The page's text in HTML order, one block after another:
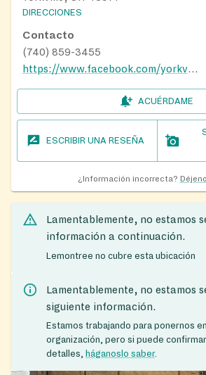
DIRECCIONES
Contacto
(740) 859-3455
https://www.facebook.com/yorkvilleunitedmethodistchurch/
ACUÉRDAME
ESCRIBIR UNA RESEÑA
¿Información incorrecta?
Lamentablemente, no estamos
información a continuación.
Lemontree no cubre esta ubicación
Lamentablemente, no estamos
siguiente información.
Estamos trabajando para ponernos
organización, pero si puede
detalles, háganoslo saber.